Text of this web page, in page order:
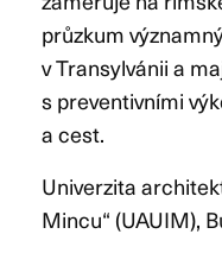
průzkum
v Transylvánii a
s preventivními
a cest.
Univerzita
Mincu“ (UAUIM),